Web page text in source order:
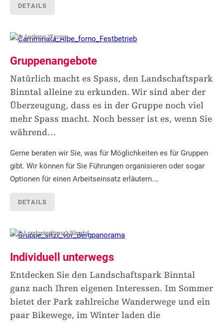
DETAILS
© Andreas Wyssen
Gruppenangebote
Natürlich macht es Spass, den Landschaftspark
Binntal alleine zu erkunden. Wir sind aber der
Überzeugung, dass es in der Gruppe noch viel
mehr Spass macht. Noch besser ist es, wenn Sie
während…
Gerne beraten wir Sie, was für Möglichkeiten es für Gruppen
gibt. Wir können für Sie Führungen organisieren oder sogar
Optionen für einen Arbeitseinsatz erläutern.…
DETAILS
© Landschaftspark Binntal
Individuell unterwegs
Entdecken Sie den Landschaftspark Binntal
ganz nach Ihren eigenen Interessen. Im Sommer
bietet der Park zahlreiche Wanderwege und ein
paar Bikewege, im Winter laden die